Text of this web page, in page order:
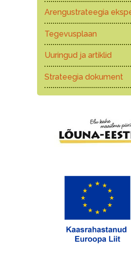
Arengustrateegia
Tegevusplaan
Uuringud ja artiklid
Strateegia dokument